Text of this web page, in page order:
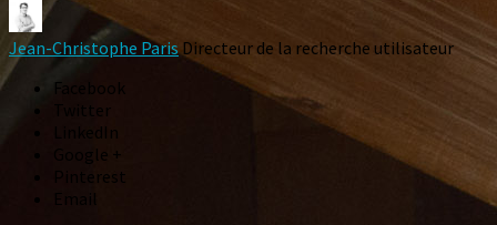
Jean-Christophe Paris Directeur de la recherche utilisateur
Facebook
Twitter
LinkedIn
Google +
Pinterest
Email